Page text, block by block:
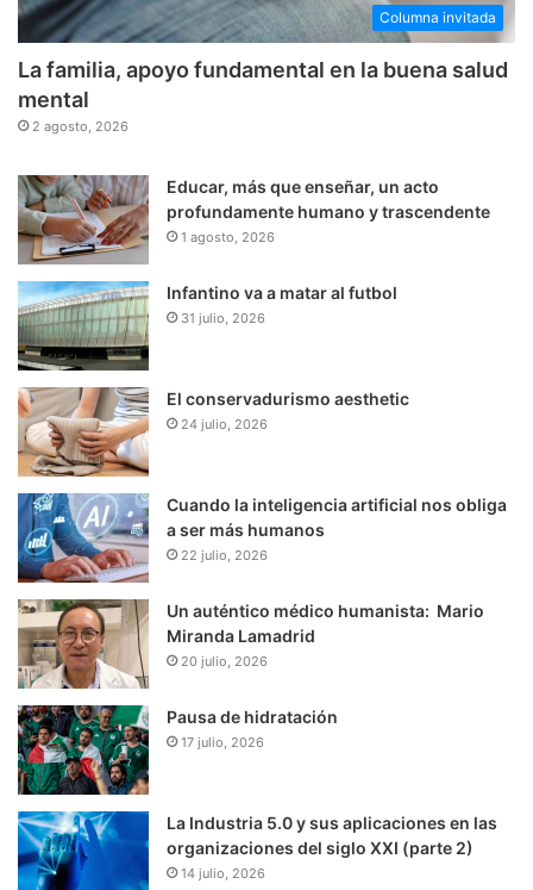
Columna invitada
La familia, apoyo fundamental en la buena salud
mental
2 agosto, 2026
Educar, más que enseñar, un acto
profundamente humano y trascendente
1 agosto, 2026
Infantino va a matar al futbol
31 julio, 2026
El conservadurismo aesthetic
24 julio, 2026
Cuando la inteligencia artificial nos obliga
a ser más humanos
22 julio, 2026
Un auténtico médico humanista: Mario
Miranda Lamadrid
20 julio, 2026
Pausa de hidratación
17 julio, 2026
La Industria 5.0 y sus aplicaciones en las
organizaciones del siglo XXI (parte 2)
14 julio, 2026